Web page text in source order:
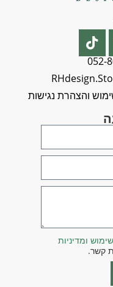
והצהרת נגישות
ומדיניות
קשר.